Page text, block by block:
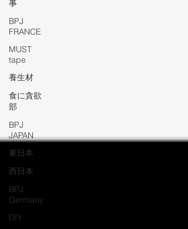
事
BPJ
FRANCE
MUST
tape
養生材
食に貪欲
部
BPJ
JAPAN
東日本
西日本
BPJ
Germany
DIY